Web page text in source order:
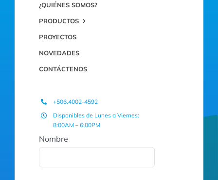
¿QUIÉNES SOMOS?
PRODUCTOS
PROYECTOS
NOVEDADES
CONTÁCTENOS
+506.4002-4592
Disponibles de Lunes a Viernes:
8:00AM – 6:00PM
Nombre